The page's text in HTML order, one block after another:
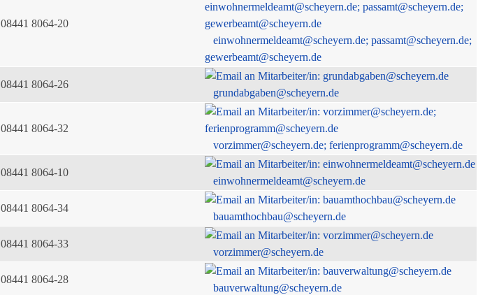
08441 8064-20
einwohnermeldeamt@scheyern.de; passamt@scheyern.de;
gewerbeamt@scheyern.de
08441 8064-26
grundabgaben@scheyern.de
08441 8064-32
vorzimmer@scheyern.de; ferienprogramm@scheyern.de
08441 8064-10
einwohnermeldeamt@scheyern.de
08441 8064-34
bauamthochbau@scheyern.de
08441 8064-33
vorzimmer@scheyern.de
08441 8064-28
bauverwaltung@scheyern.de